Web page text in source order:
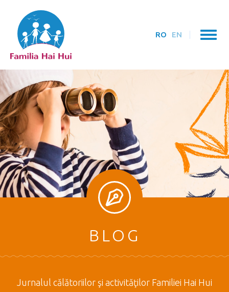
RO EN
BLOG
Jurnalul călătoriilor şi activităţilor Familiei Hai Hui